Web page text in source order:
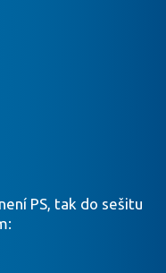
PS, tak do sešitu